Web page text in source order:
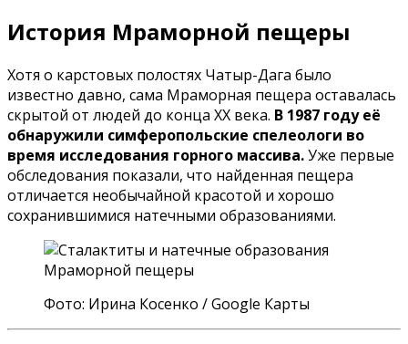
История Мраморной пещеры
Хотя о карстовых полостях Чатыр-Дага было
известно давно, сама Мраморная пещера оставалась
скрытой от людей до конца XX века. В 1987 году её
обнаружили симферопольские спелеологи во
время исследования горного массива.Уже первые
обследования показали, что найденная пещера
отличается необычайной красотой и хорошо
сохранившимися натечными образованиями.
Фото: Ирина Косенко / Google Карты